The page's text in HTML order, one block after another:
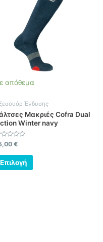
απόθεμα
Ένδυσης
Μακριές Cofra Dual
Winter navy
€
Επιλογή
έχει
πολλαπλές
παραλλαγές.
Οι
επιλογές
μπορούν
στη
σελίδα
του